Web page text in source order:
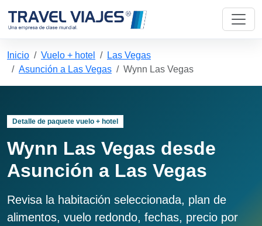
Inicio Vuelo + hotel
Las Vegas
Asunción a Las Vegas
Wynn Las Vegas
Detalle de paquete vuelo + hotel
Wynn Las Vegas desde
Asunción a Las Vegas
Revisa la habitación seleccionada, plan de
alimentos, vuelo redondo, fechas, precio por